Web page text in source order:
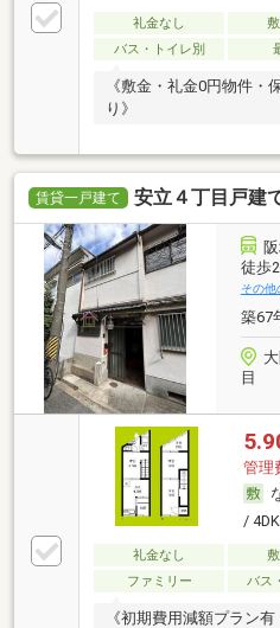
礼金なし
バス・トイレ別
《敷金・礼金0円物件・
り》
賃貸一戸建て 安立４丁目戸建
徒歩
その他
築67
目
管理
/
礼金なし
ファミリー
バス
《初期費用減額プラン